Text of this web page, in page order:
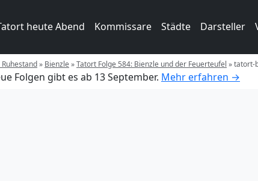
heute Abend Kommissare Städte Darsteller
» Bienzle»Tatort Folge 584: Bienzle und der Feuerteufel »tatort-
Folgen gibt es ab 13 September. Mehr erfahren →